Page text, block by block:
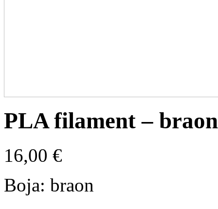
PLA filament – braon
16,00 €
Boja: braon